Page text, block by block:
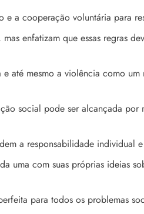
a cooperação voluntária para
enfatizam que essas regras
até mesmo a violência como
social pode ser alcançada
a responsabilidade individual
uma com suas próprias ideias
para todos os problemas